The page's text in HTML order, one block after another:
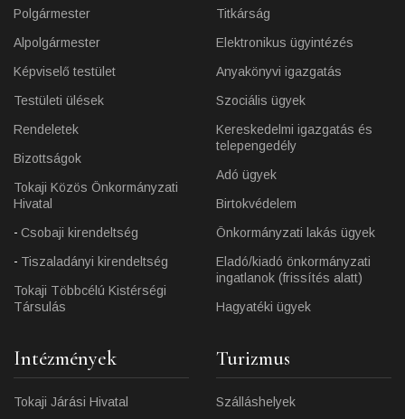
Polgármester
Alpolgármester
Képviselő testület
Testületi ülések
Rendeletek
Bizottságok
Tokaji Közös Önkormányzati
Hivatal
Csobaji kirendeltség
Tiszaladányi kirendeltség
Tokaji Többcélú Kistérségi
Társulás
Titkárság
Elektronikus ügyintézés
Anyakönyvi igazgatás
Szociális ügyek
Kereskedelmi igazgatás és
telepengedély
Adó ügyek
Birtokvédelem
Önkormányzati lakás ügyek
Eladó/kiadó önkormányzati
ingatlanok (frissítés alatt)
Hagyatéki ügyek
Intézmények
Tokaji Járási Hivatal
Turizmus
Szálláshelyek